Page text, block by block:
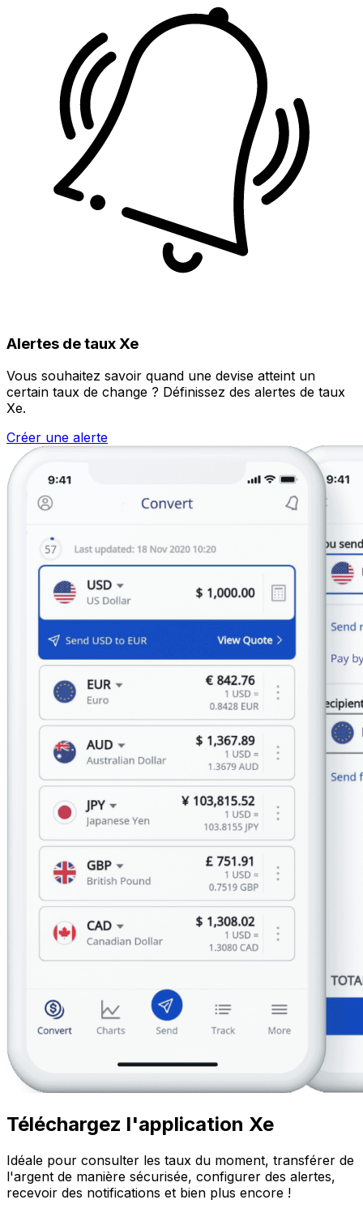
Alertes de taux Xe
Vous souhaitez savoir quand une devise atteint un
certain taux de change ? Définissez des alertes de taux
Xe.
Créer une alerte
Téléchargez l'application Xe
Idéale pour consulter les taux du moment, transférer de
l'argent de manière sécurisée, configurer des alertes,
recevoir des notifications et bien plus encore !